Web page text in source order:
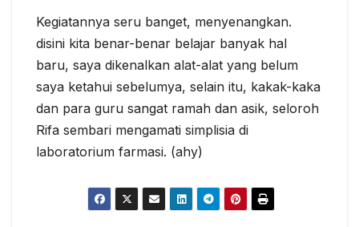
Kegiatannya seru banget, menyenangkan.
disini kita benar-benar belajar banyak hal
baru, saya dikenalkan alat-alat yang belum
saya ketahui sebelumya, selain itu, kakak-kaka
dan para guru sangat ramah dan asik, seloroh
Rifa sembari mengamati simplisia di
laboratorium farmasi. (ahy)